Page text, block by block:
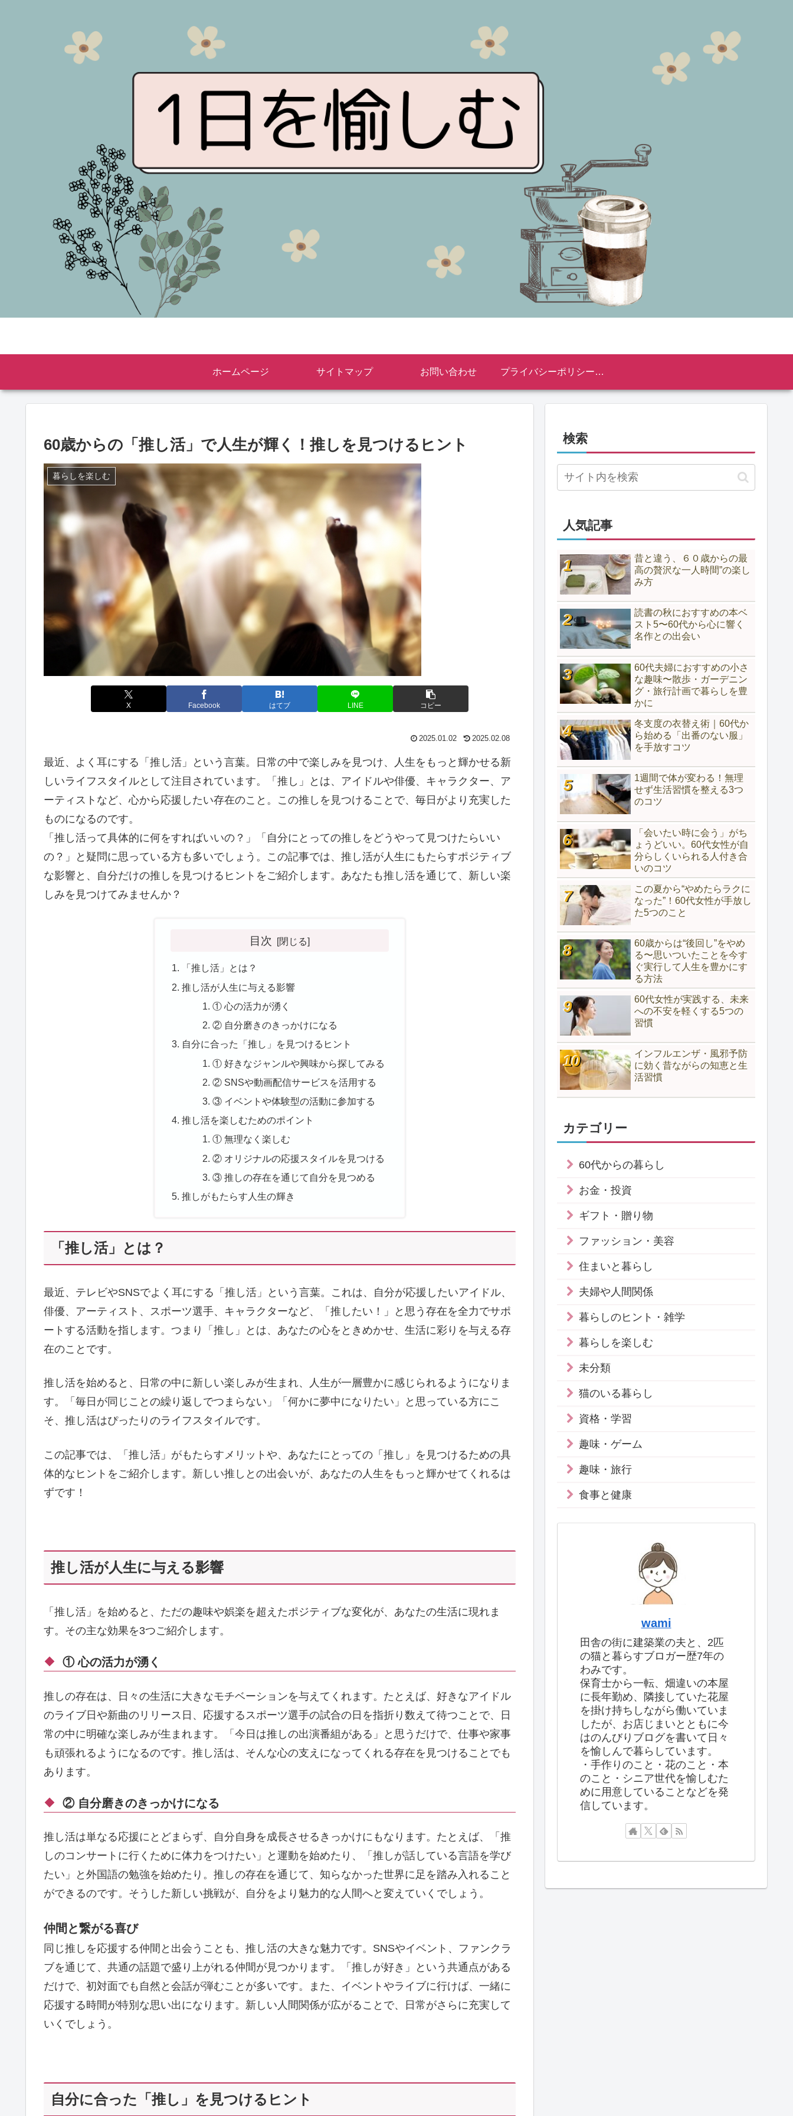
ホームページ サイトマップ お問い合わせ プライバシーポリシー・免責事項
60歳からの「推し活」で人生が輝く！推しを見つけるヒント
暮らしを楽しむ
X Facebook はてブ LINE コピー
2025.01.02 2025.02.08
最近、よく耳にする「推し活」という言葉。日常の中で楽しみを見つけ、人生をもっと輝かせる新
しいライフスタイルとして注目されています。「推し」とは、アイドルや俳優、キャラクター、ア
ーティストなど、心から応援したい存在のこと。この推しを見つけることで、毎日がより充実した
ものになるのです。
「推し活って具体的に何をすればいいの？」「自分にとっての推しをどうやって見つけたらいい
の？」と疑問に思っている方も多いでしょう。この記事では、推し活が人生にもたらすポジティブ
な影響と、自分だけの推しを見つけるヒントをご紹介します。あなたも推し活を通じて、新しい楽
しみを見つけてみませんか？
目次
「推し活」とは？
推し活が人生に与える影響
① 心の活力が湧く
② 自分磨きのきっかけになる
自分に合った「推し」を見つけるヒント
① 好きなジャンルや興味から探してみる
② SNSや動画配信サービスを活用する
③ イベントや体験型の活動に参加する
推し活を楽しむためのポイント
① 無理なく楽しむ
② オリジナルの応援スタイルを見つける
③ 推しの存在を通じて自分を見つめる
推しがもたらす人生の輝き
「推し活」とは？
最近、テレビやSNSでよく耳にする「推し活」という言葉。これは、自分が応援したいアイドル、
俳優、アーティスト、スポーツ選手、キャラクターなど、「推したい！」と思う存在を全力でサポ
ートする活動を指します。つまり「推し」とは、あなたの心をときめかせ、生活に彩りを与える存
在のことです。
推し活を始めると、日常の中に新しい楽しみが生まれ、人生が一層豊かに感じられるようになりま
す。「毎日が同じことの繰り返しでつまらない」「何かに夢中になりたい」と思っている方にこ
そ、推し活はぴったりのライフスタイルです。
この記事では、「推し活」がもたらすメリットや、あなたにとっての「推し」を見つけるための具
体的なヒントをご紹介します。新しい推しとの出会いが、あなたの人生をもっと輝かせてくれるは
ずです！
推し活が人生に与える影響
「推し活」を始めると、ただの趣味や娯楽を超えたポジティブな変化が、あなたの生活に現れま
す。その主な効果を3つご紹介します。
① 心の活力が湧く
推しの存在は、日々の生活に大きなモチベーションを与えてくれます。たとえば、好きなアイドル
のライブ日や新曲のリリース日、応援するスポーツ選手の試合の日を指折り数えて待つことで、日
常の中に明確な楽しみが生まれます。「今日は推しの出演番組がある」と思うだけで、仕事や家事
も頑張れるようになるのです。推し活は、そんな心の支えになってくれる存在を見つけることでも
あります。
② 自分磨きのきっかけになる
推し活は単なる応援にとどまらず、自分自身を成長させるきっかけにもなります。たとえば、「推
しのコンサートに行くために体力をつけたい」と運動を始めたり、「推しが話している言語を学び
たい」と外国語の勉強を始めたり。推しの存在を通じて、知らなかった世界に足を踏み入れること
ができるのです。そうした新しい挑戦が、自分をより魅力的な人間へと変えていくでしょう。
仲間と繋がる喜び
同じ推しを応援する仲間と出会うことも、推し活の大きな魅力です。SNSやイベント、ファンクラ
ブを通じて、共通の話題で盛り上がれる仲間が見つかります。「推しが好き」という共通点がある
だけで、初対面でも自然と会話が弾むことが多いです。また、イベントやライブに行けば、一緒に
応援する時間が特別な思い出になります。新しい人間関係が広がることで、日常がさらに充実して
いくでしょう。
自分に合った「推し」を見つけるヒント
検索
人気記事
昔と違う、６０歳からの最
高の贅沢な一人時間”の楽し
み方
読書の秋におすすめの本ベ
スト5〜60代から心に響く
名作との出会い
60代夫婦におすすめの小さ
な趣味〜散歩・ガーデニン
グ・旅行計画で暮らしを豊
かに
冬支度の衣替え術｜60代か
ら始める「出番のない服」
を手放すコツ
1週間で体が変わる！無理
せず生活習慣を整える3つ
のコツ
「会いたい時に会う」がち
ょうどいい。60代女性が自
分らしくいられる人付き合
いのコツ
この夏から“やめたらラクに
なった”！60代女性が手放し
た5つのこと
60歳からは“後回し”をやめ
る〜思いついたことを今す
ぐ実行して人生を豊かにす
る方法
60代女性が実践する、未来
への不安を軽くする5つの
習慣
インフルエンザ・風邪予防
に効く昔ながらの知恵と生
活習慣
カテゴリー
60代からの暮らし
お金・投資
ギフト・贈り物
ファッション・美容
住まいと暮らし
夫婦や人間関係
暮らしのヒント・雑学
暮らしを楽しむ
未分類
猫のいる暮らし
資格・学習
趣味・ゲーム
趣味・旅行
食事と健康
wami
田舎の街に建築業の夫と、2匹
の猫と暮らすブロガー歴7年の
わみです。
保育士から一転、畑違いの本屋
に長年勤め、隣接していた花屋
を掛け持ちしながら働いていま
したが、お店じまいとともに今
はのんびりブログを書いて日々
を愉しんで暮らしています。
・手作りのこと・花のこと・本
のこと・シニア世代を愉しむた
めに用意していることなどを発
信しています。